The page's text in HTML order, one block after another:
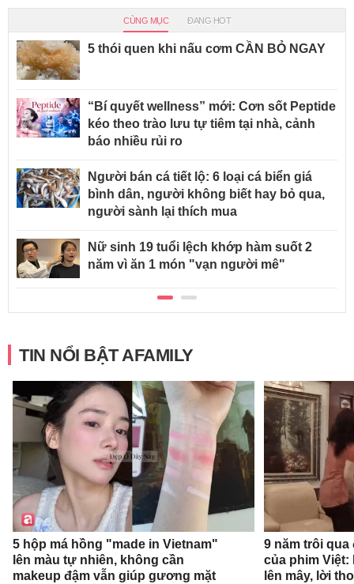
CÙNG MỤC ĐANG HOT
5 thói quen khi nấu cơm CẦN BỎ NGAY
“Bí quyết wellness” mới: Cơn sốt Peptide
kéo theo trào lưu tự tiêm tại nhà, cảnh
báo nhiều rủi ro
Người bán cá tiết lộ: 6 loại cá biển giá
bình dân, người không biết hay bỏ qua,
người sành lại thích mua
Nữ sinh 19 tuổi lệch khớp hàm suốt 2
năm vì ăn 1 món "vạn người mê"
TIN NỔI BẬT AFAMILY
5 hộp má hồng "made in Vietnam"
lên màu tự nhiên, không cần
makeup đậm vẫn giúp gương mặt
9 năm trôi qua
của phim
lên mây, lời